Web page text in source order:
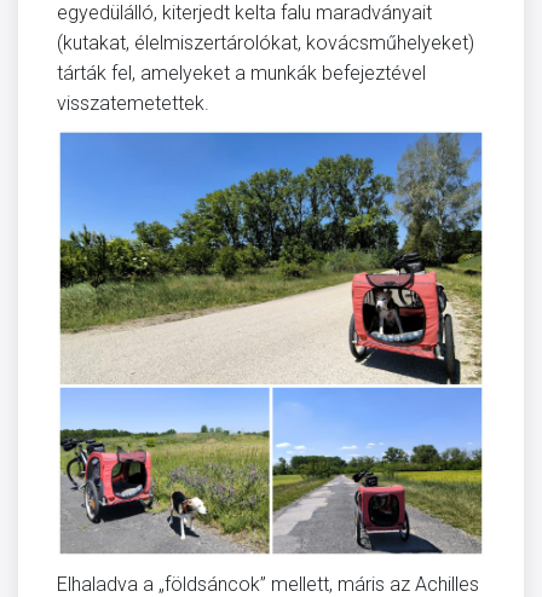
egyedülálló, kiterjedt kelta falu maradványait
(kutakat, élelmiszertárolókat, kovácsműhelyeket)
tárták fel, amelyeket a munkák befejeztével
visszatemetettek.
Elhaladva a „földsáncok” mellett, máris az Achilles